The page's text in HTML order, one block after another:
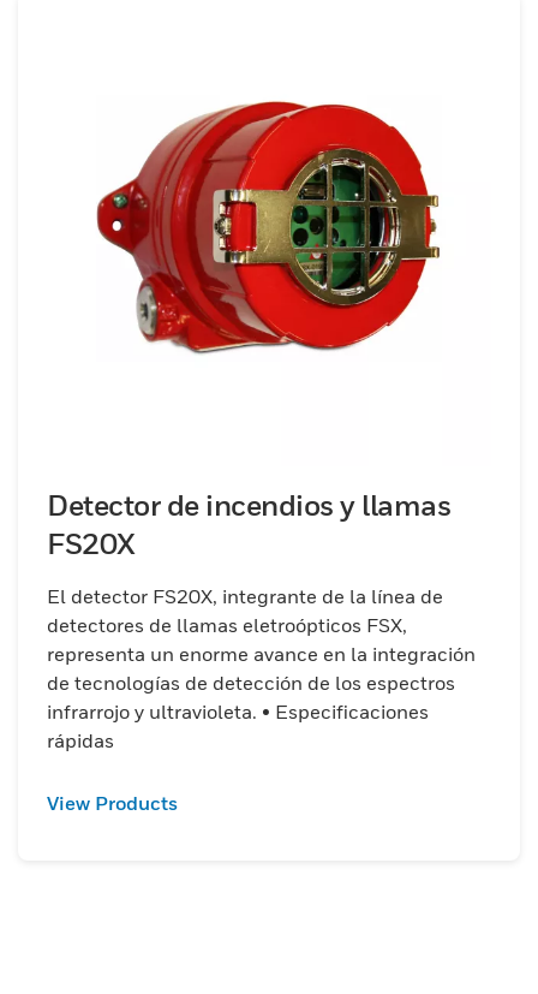
Detector de incendios y llamas
FS20X
El detector FS20X, integrante de la línea de
detectores de llamas eletroópticos FSX,
representa un enorme avance en la integración
de tecnologías de detección de los espectros
infrarrojo y ultravioleta. • Especificaciones
rápidas
View Products